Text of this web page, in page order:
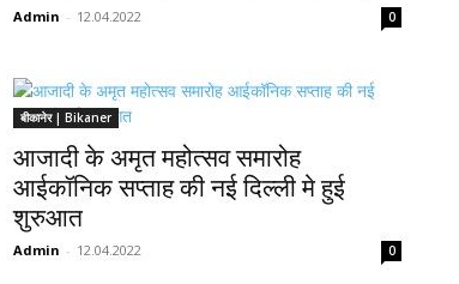
Admin - 12.04.2022 0
बीकानेर | Bikaner
आजादी के अमृत महोत्सव समारोह
आईकॉनिक सप्ताह की नई दिल्ली मे हुई
शुरुआत
Admin - 12.04.2022 0